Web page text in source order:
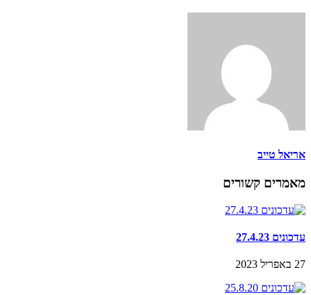
אריאל טייב
מאמרים קשורים
עדכונים 27.4.23
27 באפריל 2023